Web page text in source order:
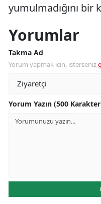
yumulmadığını bir
Yorumlar
Takma Ad
Yorum yapmak için, isterseniz
Yorum Yazın (500